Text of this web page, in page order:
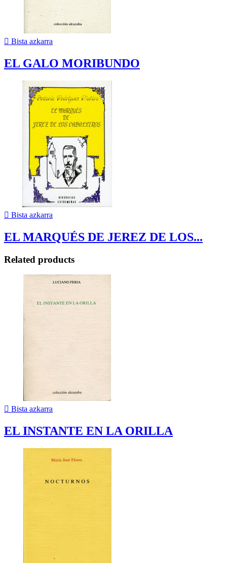
 Bista azkarra
EL GALO MORIBUNDO
 Bista azkarra
EL MARQUÉS DE JEREZ DE LOS...
Related products
 Bista azkarra
EL INSTANTE EN LA ORILLA